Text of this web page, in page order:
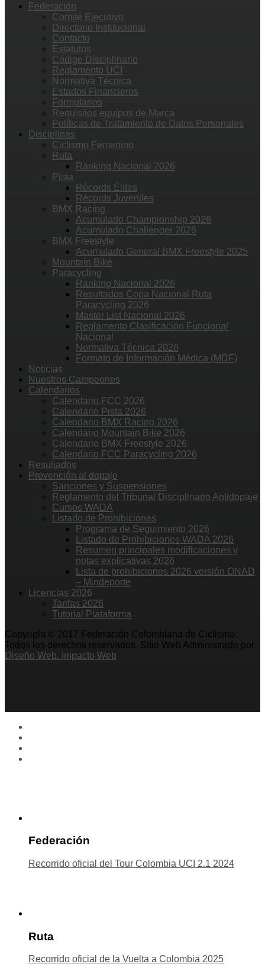
Federación
Comité Ejecutivo
Directorio Institucional
Contacto
Estatutos
Código Disciplinario
Reglamento UCI
Normativa Técnica
Estados Financieros
Formularios
Requisitos equipos de Marca
Políticas de Tratamiento de Datos Personales
Disciplinas
Ciclismo Femenino
Ruta
Ranking Nacional 2026
Pista
Récords Élites
Récords Juveniles
BMX Racing
Acumulado Championship 2026
Acumulado Challenger 2026
BMX Freestyle
Acumulado General BMX Freestyle 2025
Mountain Bike
Paracycling
Ranking Nacional 2026
Resultados Copa Nacional Ruta
Paracycling 2026
Master List Nacional 2026
Reglamento Clasificación Funcional
Nacional
Normativa Técnica 2026
Formato de Información Médica (MDF)
Noticias
Nuestros Campeones
Calendarios
Calendario FCC 2026
Calendario Pista 2026
Calendario BMX Racing 2026
Calendario Mountain Bike 2026
Calendario BMX Freestyle 2026
Calendario FCC Paracycling 2026
Resultados
Prevención al dopaje
Sanciones y Suspensiones
Reglamento del Tribunal Disciplinario Antidopaje
Cursos WADA
Listado de Prohibiciones
Programa de Seguimiento 2026
Listado de Prohibiciones WADA 2026
Resumen principales modificaciones y
notas explicativas 2026
Lista de prohibiciones 2026 versión ONAD
– Mindeporte
Licencias 2026
Tarifas 2026
Tutorial Plataforma
Copyright © 2017 Federación Colombiana de Ciclismo.
Todos los derechos reservados. Sitio Web Administrado por
Diseño Web. Impacto Web
Federación
Recorrido oficial del Tour Colombia UCI 2.1 2024
Ruta
Recorrido oficial de la Vuelta a Colombia 2025